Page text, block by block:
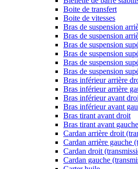
Boite de transfert
Boite de vitesses
Bras de suspension
Bras de suspension
Bras de suspension
Bras de suspension
Bras de suspension
Bras de suspension
Bras inférieur arrière
Bras inférieur arrière
Bras inférieur avant
Bras inférieur avant
Bras tirant avant droit
Bras tirant avant gauche
Cardan arrière droit
Cardan arrière gauche
Cardan droit
Cardan gauche